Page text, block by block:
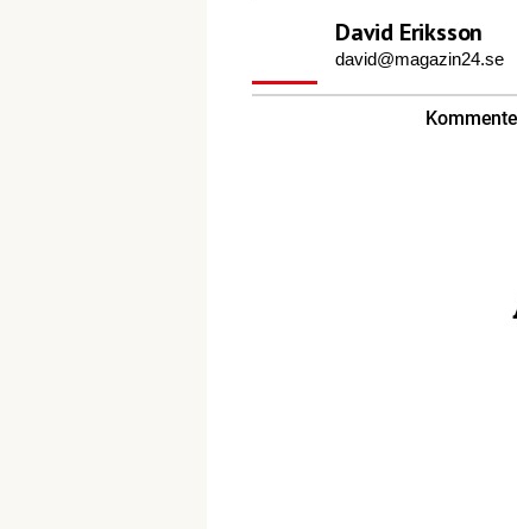
David Eriksson
david@magazin24.se